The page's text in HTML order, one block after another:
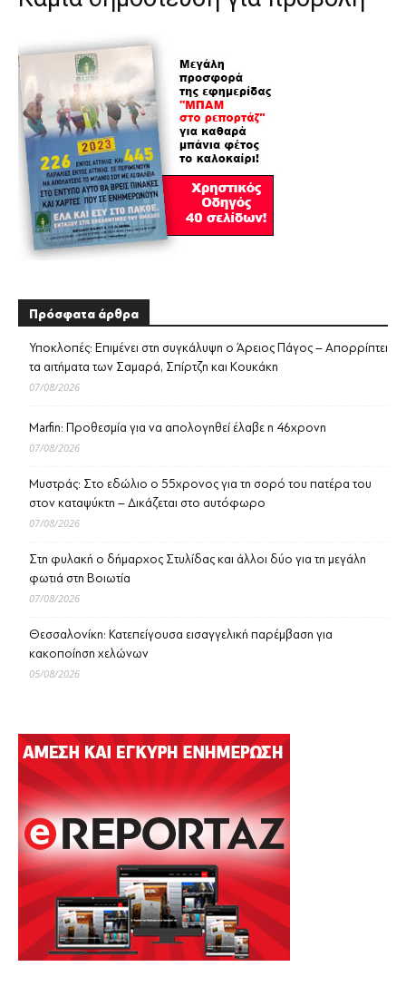
Πρόσφατα άρθρα
Υποκλοπές: Επιμένει στη συγκάλυψη ο Άρειος Πάγος – Απορρίπτει
τα αιτήματα των Σαμαρά, Σπίρτζη και Κουκάκη
07/08/2026
Marfin: Προθεσμία για να απολογηθεί έλαβε η 46χρονη
07/08/2026
Μυστράς: Στο εδώλιο ο 55χρονος για τη σορό του πατέρα του
στον καταψύκτη – Δικάζεται στο αυτόφωρο
07/08/2026
Στη φυλακή ο δήμαρχος Στυλίδας και άλλοι δύο για τη μεγάλη
φωτιά στη Βοιωτία
07/08/2026
Θεσσαλονίκη: Κατεπείγουσα εισαγγελική παρέμβαση για
κακοποίηση χελώνων
05/08/2026